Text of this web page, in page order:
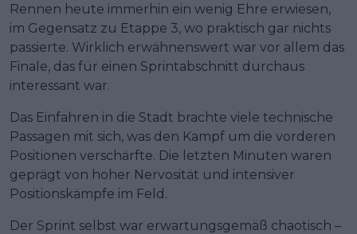
Rennen heute immerhin ein wenig Ehre erwiesen,
im Gegensatz zu Etappe 3, wo praktisch gar nichts
passierte. Wirklich erwähnenswert war vor allem das
Finale, das für einen Sprintabschnitt durchaus
interessant war.
Das Einfahren in die Stadt brachte viele technische
Passagen mit sich, was den Kampf um die vorderen
Positionen verschärfte. Die letzten Minuten waren
geprägt von hoher Nervosität und intensiver
Positionskämpfe im Feld.
Der Sprint selbst war erwartungsgemäß chaotisch –